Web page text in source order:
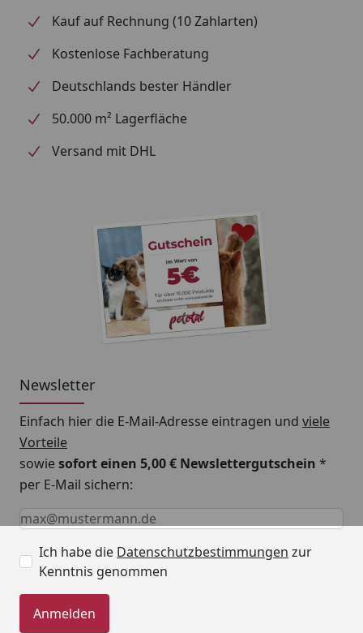
Kauf auf Rechnung (10 Zahlarten)
Kostenlose Fachberatung
Deutschlands bester Händler
50.000 m² Lagerfläche
Versand mit DHL
Newsletter
Einfach hier die E-Mail-Adresse eintragen und viele
Vorteile
sowiesofort einen 5,00 € Newslettergutschein *
per E-Mail sichern:
Keine Eingabe erforderlich
Eingabe erforderlich
E-Mail *
Ich habe die Datenschutzbestimmungen zur
Kenntnis genommen
Anmelden